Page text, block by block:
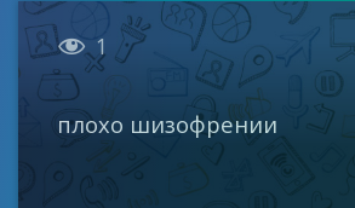
 1
плохо шизофрении